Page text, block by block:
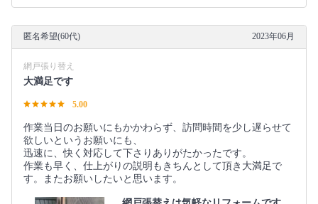
匿名希望(60代) 2023年06月
網戸張り替え
大満足です
5.00
作業当日のお願いにもかかわらず、訪問時間を少し遅らせて
欲しいというお願いにも、
迅速に、快く対応して下さりありがたかったです。
作業も早く、仕上がりの説明もきちんとして頂き大満足で
す。またお願いしたいと思います。